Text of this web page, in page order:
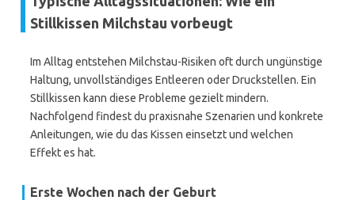
Stillkissen Milchstau vorbeugt
Im Alltag entstehen Milchstau-Risiken oft durch ungünstige
Haltung, unvollständiges Entleeren oder Druckstellen. Ein
Stillkissen kann diese Probleme gezielt mindern.
Nachfolgend findest du praxisnahe Szenarien und konkrete
Anleitungen, wie du das Kissen einsetzt und welchen
Effekt es hat.
Erste Wochen nach der Geburt